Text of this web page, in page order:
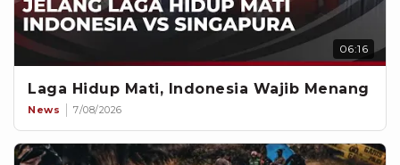
06:16
Laga Hidup Mati, Indonesia Wajib Menang
News 7/08/2026